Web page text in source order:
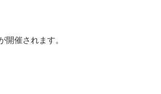
催されます。